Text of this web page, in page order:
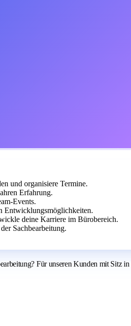
und organisiere Termine.
Erfahrung.
Events.
Entwicklungsmöglichkeiten.
deine Karriere im Bürobereich.
Sachbearbeitung.
Für unseren Kunden mit